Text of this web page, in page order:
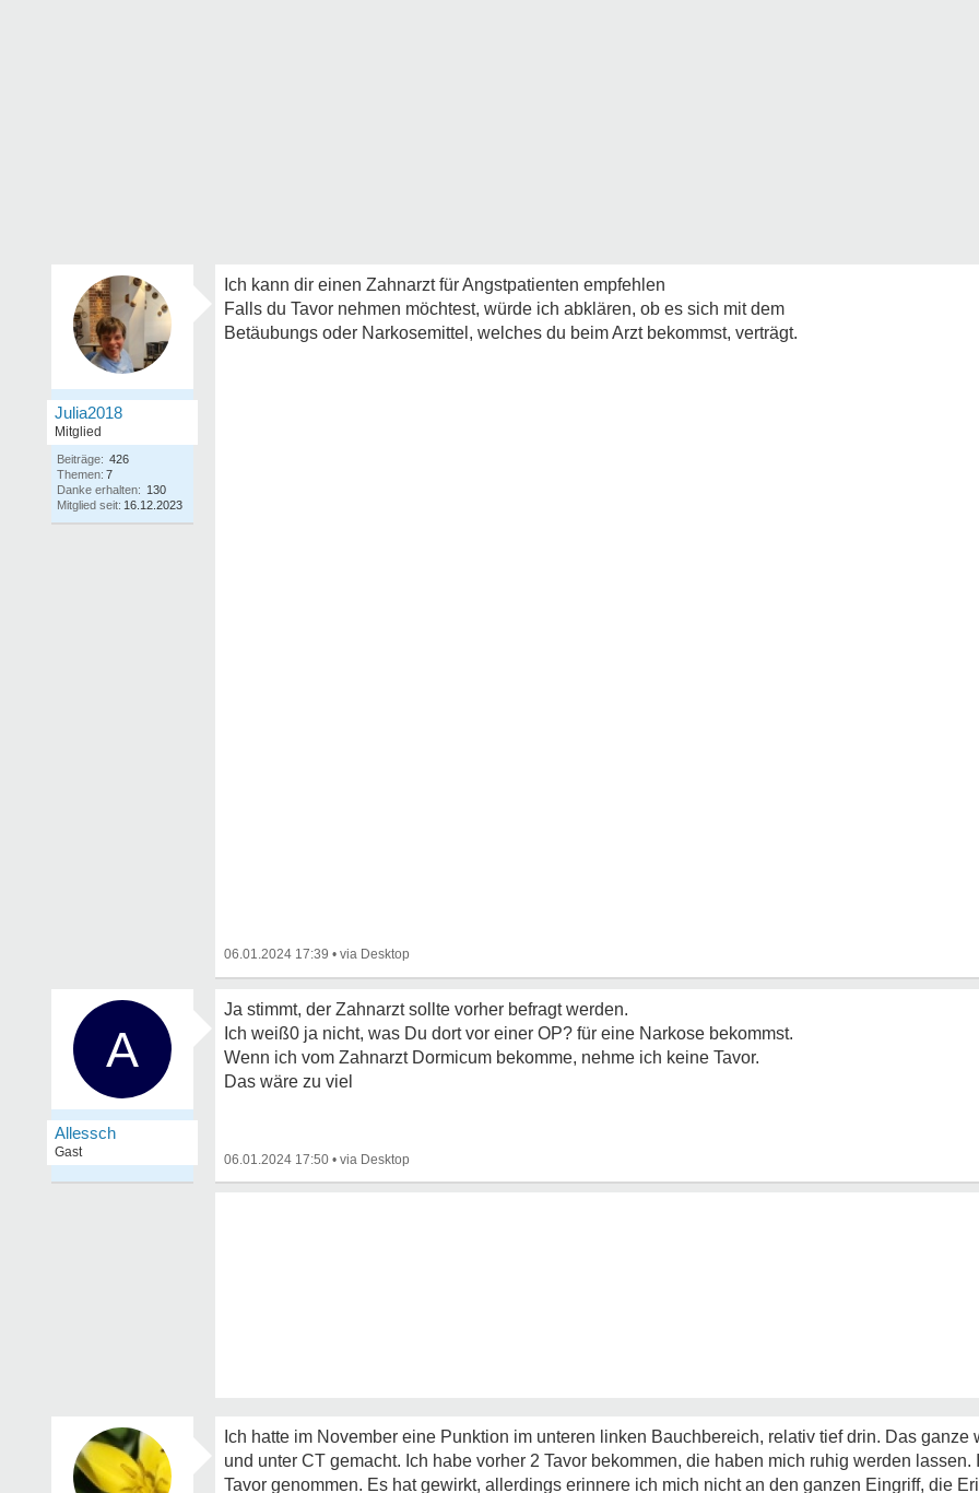
Julia2018
Mitglied
Beiträge: 426
Themen: 7
Danke erhalten: 130
Mitglied seit: 16.12.2023
Ich kann dir einen Zahnarzt für Angstpatienten empfehlen
Falls du Tavor nehmen möchtest, würde ich abklären, ob es sich mit dem
Betäubungs oder Narkosemittel, welches du beim Arzt bekommst, verträgt.
06.01.2024 17:39 •
A
Allessch
Gast
Ja stimmt, der Zahnarzt sollte vorher befragt werden.
Ich weiß0 ja nicht, was Du dort vor einer OP? für eine Narkose bekommst.
Wenn ich vom Zahnarzt Dormicum bekomme, nehme ich keine Tavor.
Das wäre zu viel
06.01.2024 17:50 •
Ich hatte im November eine Punktion im unteren linken Bauchbereich, relativ tief drin. Das
und unter CT gemacht. Ich habe vorher 2 Tavor bekommen, die haben mich ruhig werden
Tavor genommen. Es hat gewirkt, allerdings erinnere ich mich nicht an den ganzen Eingriff, die